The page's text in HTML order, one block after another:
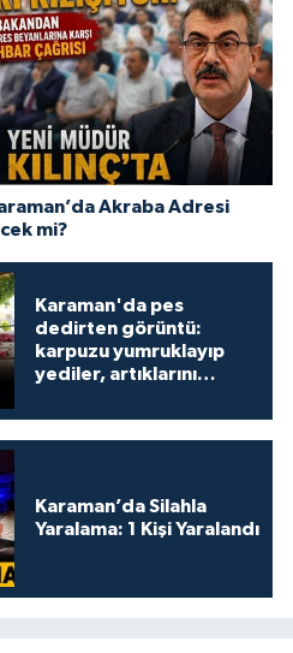
Akraba Adresi
mi?
Karaman'da pes
dedirten görüntü:
karpuzu yumruklayıp
yediler, artıklarını
Karaman’da Silahla
Yaralama: 1 Kişi Yaralandı